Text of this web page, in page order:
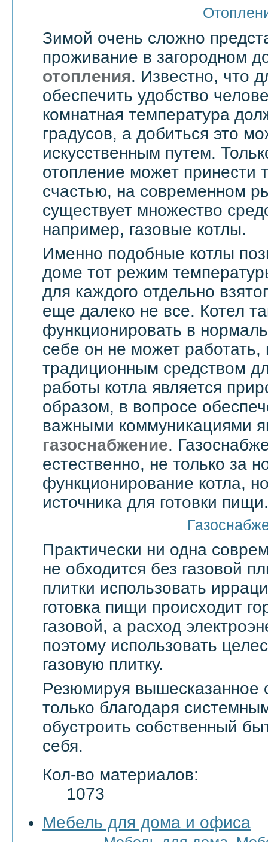
Зимой очень сложно
проживание в загородном
отопления. Известно, что
обеспечить удобство
комнатная температура
градусов, а добиться это
искусственным путем.
отопление может
счастью, на современном
существует множество
например, газовые котлы.
Именно подобные котлы
доме тот режим
для каждого отдельно
еще далеко не все. Котел
функционировать в
себе он не может
традиционным средством
работы котла является
образом, в вопросе
важными коммуникациями
газоснабжение.
естественно, не только за
функционирование котла,
источника для готовки пищи.
Практически ни одна
не обходится без газовой
плитки использовать
готовка пищи происходит
газовой, а расход
поэтому использовать
газовую плитку.
Резюмируя вышесказанное
только благодаря
обустроить собственный
себя.
Кол-во материалов:
1073
Мебель для дома и офиса